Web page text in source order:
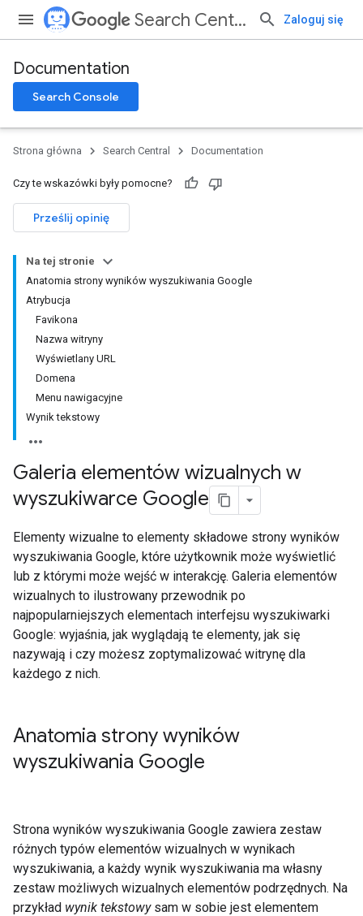
Search Central Zaloguj się
Documentation
Search Console
Strona główna Search Central Documentation
Czy te wskazówki były pomocne?
Prześlij opinię
Na tej stronie
Anatomia strony wyników wyszukiwania Google
Atrybucja
Favikona
Nazwa witryny
Wyświetlany URL
Domena
Menu nawigacyjne
Wynik tekstowy
Galeria elementów wizualnych w
wyszukiwarce Google
Elementy wizualne to elementy składowe strony wyników
wyszukiwania Google, które użytkownik może wyświetlić
lub z którymi może wejść w interakcję. Galeria elementów
wizualnych to ilustrowany przewodnik po
najpopularniejszych elementach interfejsu wyszukiwarki
Google: wyjaśnia, jak wyglądają te elementy, jak się
nazywają i czy możesz zoptymalizować witrynę dla
każdego z nich.
Anatomia strony wyników
wyszukiwania Google
Strona wyników wyszukiwania Google zawiera zestaw
różnych typów elementów wizualnych w wynikach
wyszukiwania, a każdy wynik wyszukiwania ma własny
zestaw możliwych wizualnych elementów podrzędnych. Na
przykład wynik tekstowysam w sobie jest elementem